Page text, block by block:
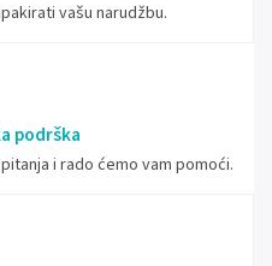
vašu narudžbu.
podrška
i rado ćemo vam pomoći.